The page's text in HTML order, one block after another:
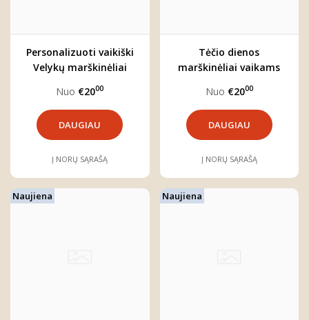
Personalizuoti vaikiški
Velykų marškinėliai
Nuo €2000
DAUGIAU
Į NORŲ SĄRAŠĄ
Tėčio dienos
marškinėliai vaikams
Nuo €2000
DAUGIAU
Į NORŲ SĄRAŠĄ
Naujiena Naujiena